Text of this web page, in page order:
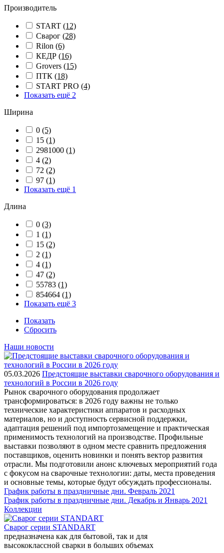
Производитель
START (12)
Сварог (28)
Rilon (6)
КЕДР (16)
Grovers (15)
ПТК (18)
START PRO (4)
Показать ещё 2
Ширина
0 (5)
15 (1)
2981000 (1)
4 (2)
72 (2)
97 (1)
Показать ещё 1
Длина
0 (3)
1 (1)
15 (2)
2 (1)
4 (1)
47 (2)
55783 (1)
854664 (1)
Показать ещё 3
Показать
Сбросить
Наши новости
05.03.2026 Предстоящие выставки сварочного оборудования и
технологий в России в 2026 году
Рынок сварочного оборудования продолжает
трансформироваться: в 2026 году важны не только
технические характеристики аппаратов и расходных
материалов, но и доступность сервисной поддержки,
адаптация решений под импортозамещение и практическая
применимость технологий на производстве. Профильные
выставки позволяют в одном месте сравнить предложения
поставщиков, оценить новинки и понять вектор развития
отрасли. Мы подготовили анонс ключевых мероприятий года
с фокусом на сварочные технологии: даты, места проведения
и основные темы, которые будут обсуждать профессионалы.
График работы в праздничные дни. Февраль 2021
График работы в праздничные дни. Декабрь и Январь 2021
Коллекции
Сварог серии STANDART
предназначена как для бытовой, так и для
высококлассной сварки в больших объемах